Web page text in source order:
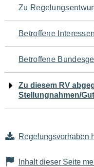
Seiteninhalt
Zu
Betroffene
Betroffene
Zu diesem RV
Stellungnahmen/
Regelungsvorhaben
Inhalt dieser Seite